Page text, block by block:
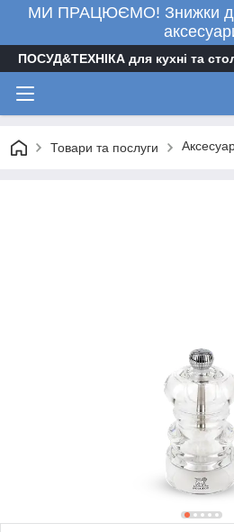
МИ ПРАЦЮЄМО! Знижки до
ПОСУД&ТЕХНІКА для кухні та
Товари та послуги